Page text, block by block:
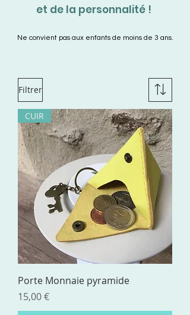
et de la personnalité !
Ne convient pas aux enfants de moins de 3 ans.
Filtrer
CUIR
Porte Monnaie pyramide
Prix
15,00 €